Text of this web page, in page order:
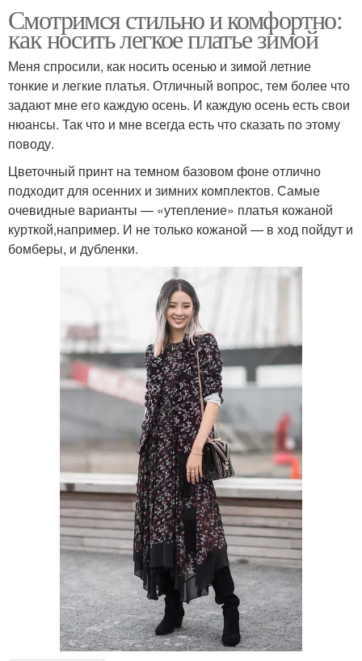
Смотримся стильно и комфортно:
как носить легкое платье зимой
Меня спросили, как носить осенью и зимой летние
тонкие и легкие платья. Отличный вопрос, тем более что
задают мне его каждую осень. И каждую осень есть свои
нюансы. Так что и мне всегда есть что сказать по этому
поводу.
Цветочный принт на темном базовом фоне отлично
подходит для осенних и зимних комплектов. Самые
очевидные варианты — «утепление» платья кожаной
курткой,например. И не только кожаной — в ход пойдут и
бомберы, и дубленки.